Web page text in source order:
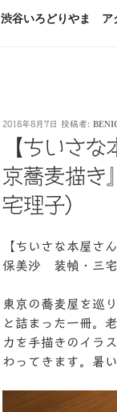
渋谷いろどりやま ア
投
2018年8月7日 投稿者:
【ちいさ
京蕎麦描き
宅理子）
【ちいさな本屋
保美沙 装幀・三宅
東京の蕎麦屋を巡
と詰まった一冊。
力を手描きのイラ
わってきます。暑